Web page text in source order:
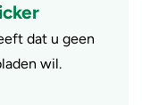
dat u geen
wil.